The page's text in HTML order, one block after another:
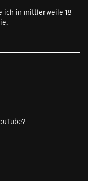
ich in mittlerweile 18